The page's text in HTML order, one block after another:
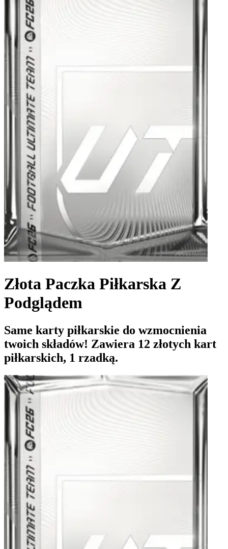
Złota Paczka Piłkarska Z
Podglądem
Same karty piłkarskie do wzmocnienia
twoich składów! Zawiera 12 złotych kart
piłkarskich, 1 rzadką.